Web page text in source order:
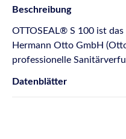
Beschreibung
OTTOSEAL® S 100 ist
Hermann Otto GmbH
professionelle
Datenblätter